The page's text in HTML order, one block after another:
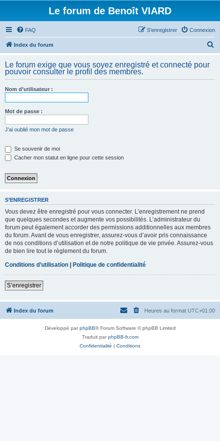
Le forum de Benoît VIARD
FAQ Connexion
S’enregistrer
Index du forum
h
Le forum exige que vous soyez enregistré et connecté pour
pouvoir consulter le profil des membres.
Nom d’utilisateur :
Mot de passe :
J’ai oublié mon mot de passe
Se souvenir de moi
Cacher mon statut en ligne pour cette session
S’ENREGISTRER
Vous devez être enregistré pour vous connecter. L’enregistrement ne prend
que quelques secondes et augmente vos possibilités. L’administrateur du
forum peut également accorder des permissions additionnelles aux membres
du forum. Avant de vous enregistrer, assurez-vous d’avoir pris connaissance
de nos conditions d’utilisation et de notre politique de vie privée. Assurez-vous
de bien lire tout le règlement du forum.
Conditions d’utilisation | Politique de confidentialité
S’enregistrer
Index du forum Heures au format UTC+01:00
Développé parphpBB® Forum Software © phpBB Limited
Traduit parphpBB-fr.com
Confidentialité | Conditions